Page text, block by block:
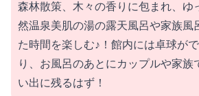
森林散策、木々の香りに包まれ、ゆ
然温泉美肌の湯の露天風呂や家族風
た時間を楽しむ♪！館内には卓球が
り、お風呂のあとにカップルや家族
い出に残るはず！